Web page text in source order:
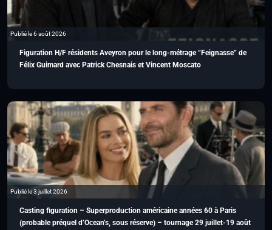
Publié le 6 août 2026
Figuration H/F résidents Aveyron pour le long-métrage “Feignasse” de
Félix Guimard avec Patrick Chesnais et Vincent Moscato
Publié le 3 juillet 2026
Casting figuration – Superproduction américaine années 60 à Paris
(probable préquel d’Ocean’s, sous réserve) – tournage 29 juillet-19 août